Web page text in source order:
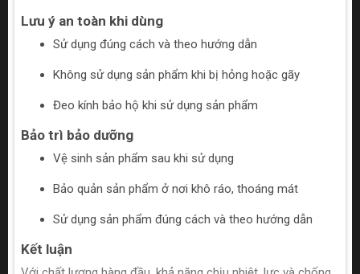
Lưu ý an toàn khi dùng
Sử dụng đúng cách và theo hướng dẫn
Không sử dụng sản phẩm khi bị hỏng hoặc gãy
Đeo kính bảo hộ khi sử dụng sản phẩm
Bảo trì bảo dưỡng
Vệ sinh sản phẩm sau khi sử dụng
Bảo quản sản phẩm ở nơi khô ráo, thoáng mát
Sử dụng sản phẩm đúng cách và theo hướng dẫn
Kết luận